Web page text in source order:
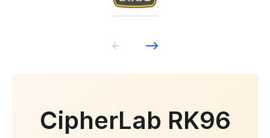
CipherLab RK96